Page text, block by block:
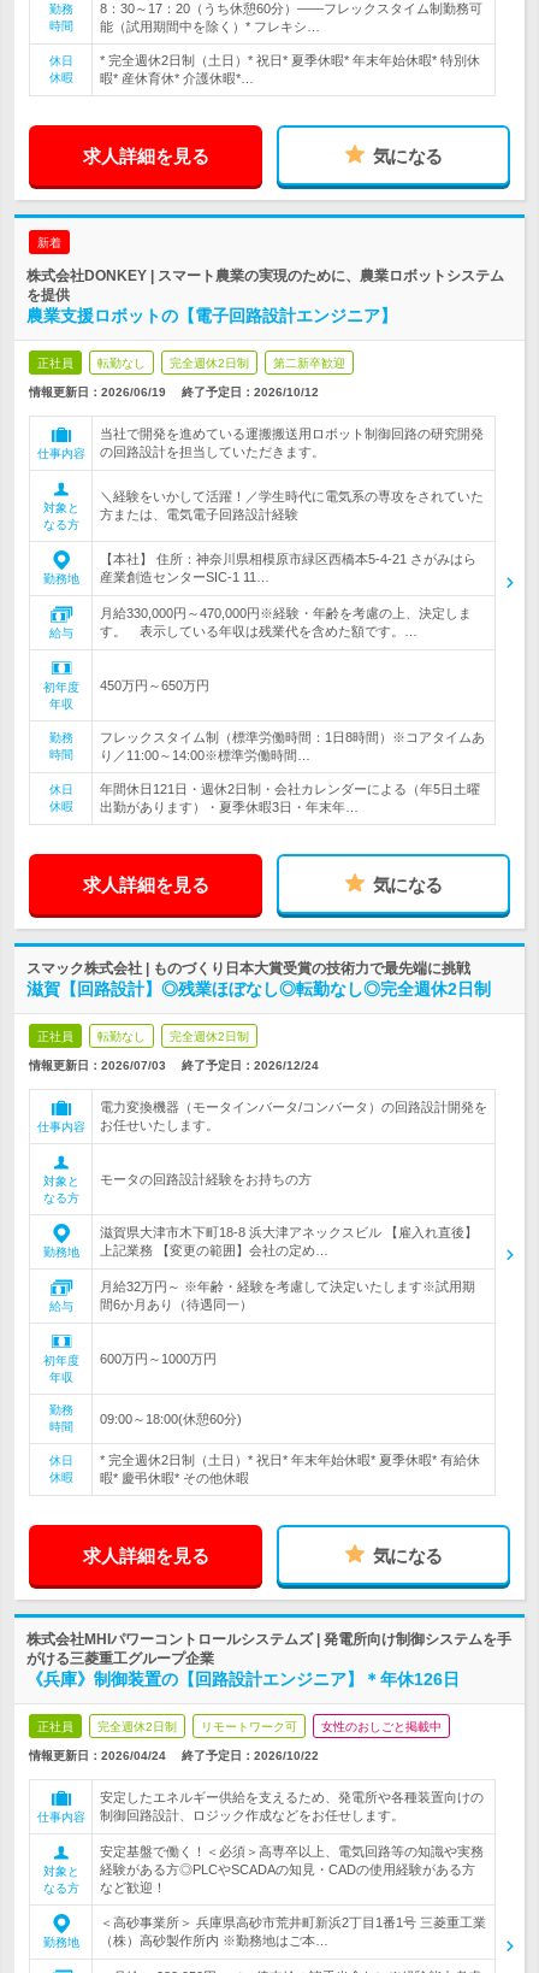
勤務
時間
8：30～17：20（うち休憩60分）――フレックスタイム制勤務可
能（試用期間中を除く）* フレキシ…
休日
休暇
* 完全週休2日制（土日）* 祝日* 夏季休暇* 年末年始休暇* 特別休
暇* 産休育休* 介護休暇*…
求人詳細を見る 気になる
新着
株式会社DONKEY | スマート農業の実現のために、農業ロボットシステム
を提供
農業支援ロボットの【電子回路設計エンジニア】
正社員 転勤なし 完全週休2日制 第二新卒歓迎
情報更新日：2026/06/19 終了予定日： 2026/10/12
仕事内容
当社で開発を進めている運搬搬送用ロボット制御回路の研究開発
の回路設計を担当していただきます。
対象と
なる方
＼経験をいかして活躍！／学生時代に電気系の専攻をされていた
方または、電気電子回路設計経験
勤務地
【本社】 住所：神奈川県相模原市緑区西橋本5-4-21 さがみはら
産業創造センターSIC-1 11…
給与
月給330,000円～470,000円※経験・年齢を考慮の上、決定しま
す。 表示している年収は残業代を含めた額です。…
初年度
年収
450万円～650万円
勤務
時間
フレックスタイム制（標準労働時間：1日8時間）※コアタイムあ
り／11:00～14:00※標準労働時間…
休日
休暇
年間休日121日・週休2日制・会社カレンダーによる（年5日土曜
出勤があります）・夏季休暇3日・年末年…
求人詳細を見る 気になる
スマック株式会社 | ものづくり日本大賞受賞の技術力で最先端に挑戦
滋賀【回路設計】◎残業ほぼなし◎転勤なし◎完全週休2日制
正社員 転勤なし 完全週休2日制
情報更新日：2026/07/03 終了予定日： 2026/12/24
仕事内容
電力変換機器（モータインバータ/コンバータ）の回路設計開発を
お任せいたします。
対象と
なる方
モータの回路設計経験をお持ちの方
勤務地
滋賀県大津市木下町18-8 浜大津アネックスビル 【雇入れ直後】
上記業務 【変更の範囲】会社の定め…
給与
月給32万円～ ※年齢・経験を考慮して決定いたします※試用期
間6か月あり（待遇同一）
初年度
年収
600万円～1000万円
勤務
時間
09:00～18:00(休憩60分)
休日
休暇
* 完全週休2日制（土日）* 祝日* 年末年始休暇* 夏季休暇* 有給休
暇* 慶弔休暇* その他休暇
求人詳細を見る 気になる
株式会社MHIパワーコントロールシステムズ | 発電所向け制御システムを手
がける三菱重工グループ企業
《兵庫》制御装置の【回路設計エンジニア】＊年休126日
正社員 完全週休2日制 リモートワーク可 女性のおしごと掲載中
情報更新日：2026/04/24 終了予定日： 2026/10/22
仕事内容
安定したエネルギー供給を支えるため、発電所や各種装置向けの
制御回路設計、ロジック作成などをお任せします。
対象と
なる方
安定基盤で働く！＜必須＞高専卒以上、電気回路等の知識や実務
経験がある方◎PLCやSCADAの知見・CADの使用経験がある方
など歓迎！
勤務地
＜高砂事業所＞ 兵庫県高砂市荒井町新浜2丁目1番1号 三菱重工業
（株）高砂製作所内 ※勤務地はご本…